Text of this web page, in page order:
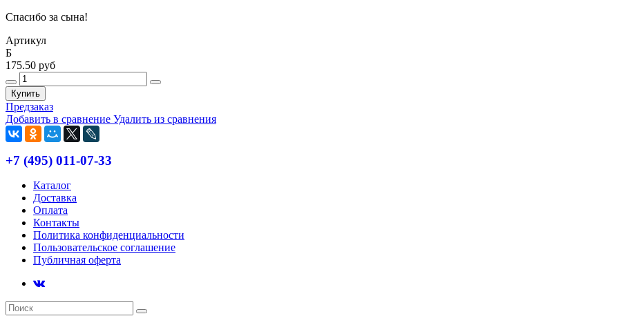
Спасибо за сына!
Артикул
Б
175.50 руб
Купить
Предзаказ
Добавить в сравнение Удалить из сравнения
+7 (495) 011-07-33
Каталог
Доставка
Оплата
Контакты
Политика конфиденциальности
Пользовательское соглашение
Публичная оферта